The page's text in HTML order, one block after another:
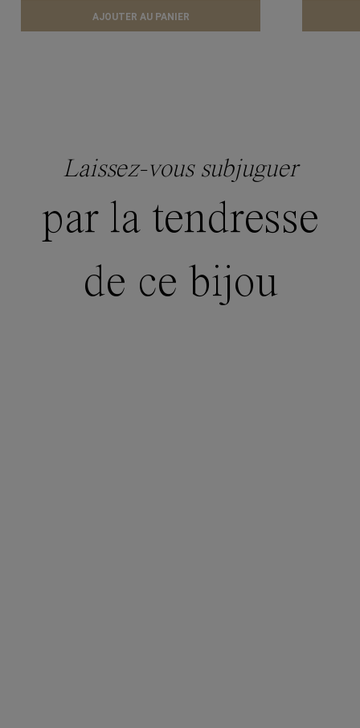
AJOUTER AU PANIER
Laissez-vous subjuguer
par la tendresse
de ce bijou